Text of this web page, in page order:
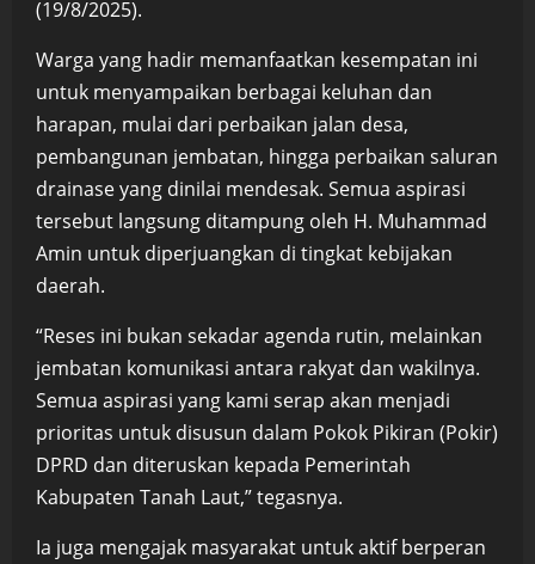
(19/8/2025).
Warga yang hadir memanfaatkan kesempatan ini
untuk menyampaikan berbagai keluhan dan
harapan, mulai dari perbaikan jalan desa,
pembangunan jembatan, hingga perbaikan saluran
drainase yang dinilai mendesak. Semua aspirasi
tersebut langsung ditampung oleh H. Muhammad
Amin untuk diperjuangkan di tingkat kebijakan
daerah.
“Reses ini bukan sekadar agenda rutin, melainkan
jembatan komunikasi antara rakyat dan wakilnya.
Semua aspirasi yang kami serap akan menjadi
prioritas untuk disusun dalam Pokok Pikiran (Pokir)
DPRD dan diteruskan kepada Pemerintah
Kabupaten Tanah Laut,” tegasnya.
Ia juga mengajak masyarakat untuk aktif berperan